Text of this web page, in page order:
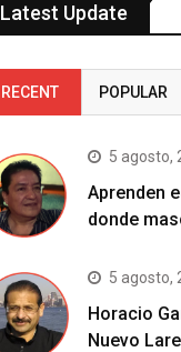
Latest Update
RECENT POPULAR
5 agosto,
Aprenden
donde
5 agosto,
Horacio
Nuevo